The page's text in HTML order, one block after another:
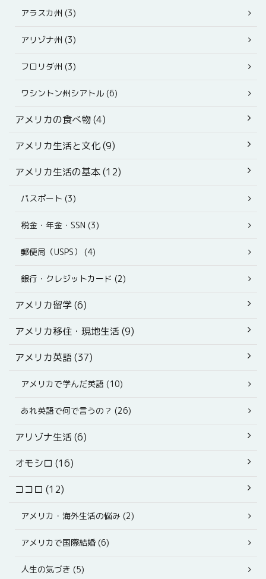
アラスカ州 (3)
アリゾナ州 (3)
フロリダ州 (3)
ワシントン州シアトル (6)
アメリカの食べ物 (4)
アメリカ生活と文化 (9)
アメリカ生活の基本 (12)
パスポート (3)
税金・年金・SSN (3)
郵便局（USPS） (4)
銀行・クレジットカード (2)
アメリカ留学 (6)
アメリカ移住・現地生活 (9)
アメリカ英語 (37)
アメリカで学んだ英語 (10)
あれ英語で何で言うの？ (26)
アリゾナ生活 (6)
オモシロ (16)
ココロ (12)
アメリカ・海外生活の悩み (2)
アメリカで国際結婚 (6)
人生の気づき (5)